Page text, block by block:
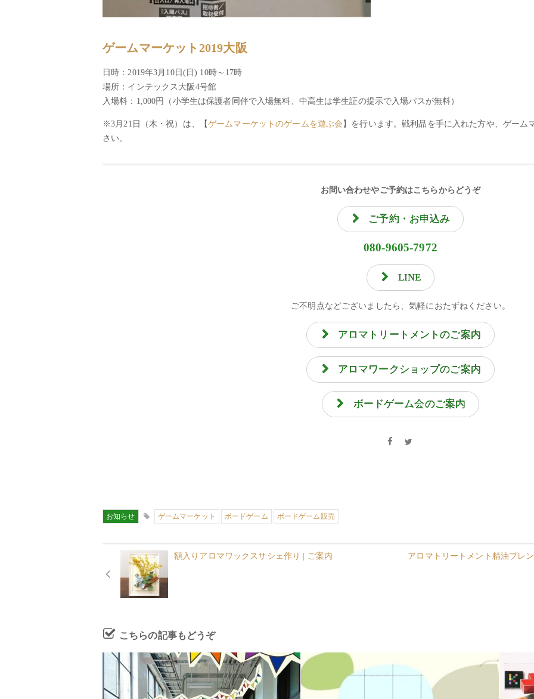
ゲームマーケット2019大阪
日時：2019年3月10日(日) 10時～17時
場所：インテックス大阪4号館
入場料：1,000円（小学生は保護者同伴で入場無料、中高生は学生証の提示で入場パスが無料）
※3月21日（木・祝）は、【ゲームマーケットのゲームを遊ぶ会 】を行います。戦利品を手に入れた方や、ゲー
さい。
お問い合わせやご予約はこちらからどうぞ
ご予約・お申込み
080-9605-7972
LINE
ご不明点などございましたら、気軽におたずねください。
アロマトリートメントのご案内
アロマワークショップのご案内
ボードゲーム会のご案内
お知らせ ゲームマーケット ボードゲーム ボードゲーム販売
額入りアロマワックスサシェ作り | ご案内 アロマトリートメント精油ブレ
こちらの記事もどうぞ